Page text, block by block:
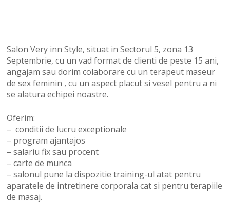
Salon Very inn Style, situat in Sectorul 5, zona 13
Septembrie, cu un vad format de clienti de peste 15 ani,
angajam sau dorim colaborare cu un terapeut maseur
de sex feminin , cu un aspect placut si vesel pentru a ni
se alatura echipei noastre.
Oferim:
– conditii de lucru exceptionale
– program ajantajos
– salariu fix sau procent
– carte de munca
– salonul pune la dispozitie training-ul atat pentru
aparatele de intretinere corporala cat si pentru terapiile
de masaj.